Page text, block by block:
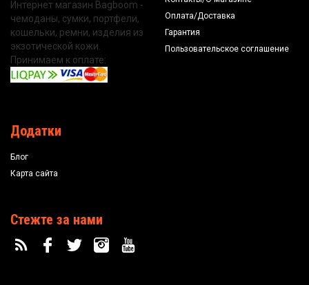
Интернет магазин Bagboom -
чемоданы, сумки, портфели,
кошельки, ремни, изделия из
экзотической кожи.
Принимаем к оплате:
Оплата/Доставка
Гарантия
Пользовательское соглашение
Додатки
Блог
Карта сайта
Стежте за нами